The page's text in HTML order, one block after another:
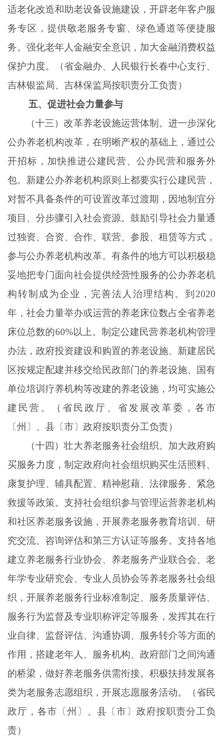
适老化改造和助老设备设施建设，开辟老年客户服
务专区，提供敬老服务专窗、绿色通道等便捷服
务。强化老年人金融安全意识，加大金融消费权益
保护力度。（省金融办、人民银行长春中心支行、
吉林银监局、吉林保监局按职责分工负责）
五、促进社会力量参与
（十三）改革养老设施运营体制。进一步深化
公办养老机构改革，在明晰产权的基础上，通过公
开招标，加快推进公建民营、公办民营和服务外
包。新建公办养老机构原则上都要实行公建民营，
对暂不具备条件的可设置改革过渡期，因地制宜分
项目、分步骤引入社会资源。鼓励引导社会力量通
过独资、合资、合作、联营、参股、租赁等方式，
参与公办养老机构改革。有条件的地方可以积极稳
妥地把专门面向社会提供经营性服务的公办养老机
构转制成为企业，完善法人治理结构。到 2020
年，社会力量举办或运营的养老床位数占全省养老
床位总数的60%以上。制定公建民营养老机构管理
办法，政府投资建设和购置的养老设施、新建居民
区按规定配建并移交给民政部门的养老设施、国有
单位培训疗养机构等改建的养老设施，均可实施公
建民营。（省民政厅、省发展改革委，各市
〔州〕、县〔市〕政府按职责分工负责）
（十四）壮大养老服务社会组织。加大政府购
买服务力度，制定政府向社会组织购买生活照料、
康复护理、辅具配置、精神慰藉、法律服务、紧急
救援等政策。支持社会组织参与管理运营养老机构
和社区养老服务设施，开展养老服务教育培训、研
究交流、咨询评估和第三方认证等服务。支持各地
建立养老服务行业协会、养老服务产业联合会、老
年学专业研究会、专业人员协会等养老服务社会组
织，开展养老服务行业标准制定、服务质量评估、
服务行为监督及专业职称评定等服务，发挥其在行
业自律、监督评估、沟通协调、服务转介等方面的
作用，搭建老年人、服务机构、政府部门之间沟通
的桥梁，做好养老服务供需衔接。积极扶持发展各
类为老服务志愿组织，开展志愿服务活动。（省民
政厅，各市〔州〕、县〔市〕政府按职责分工负
责）